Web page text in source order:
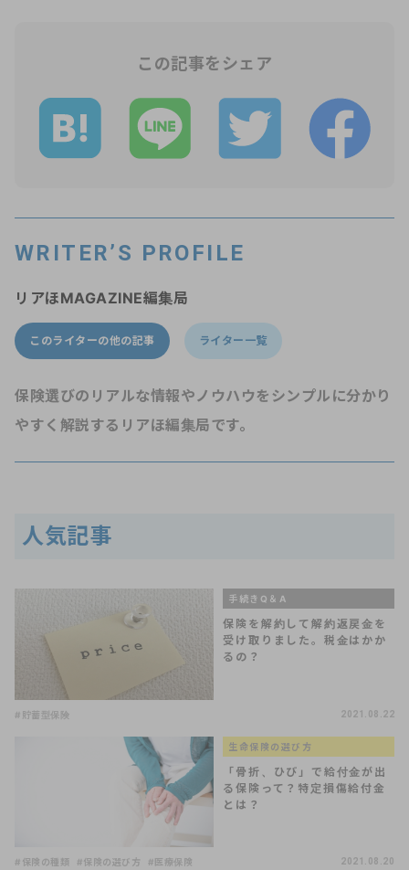
この記事をシェア
WRITER’S PROFILE
リアほMAGAZINE編集局
このライターの他の記事 ライター一覧
保険選びのリアルな情報やノウハウをシンプルに分かり
やすく解説するリアほ編集局です。
人気記事
手続きQ＆A
保険を解約して解約返戻金を
受け取りました。税金はかか
るの？
#貯蓄型保険 2021.08.22
生命保険の選び方
「骨折、ひび」で給付金が出
る保険って？特定損傷給付金
とは？
#保険の種類 #保険の選び方 #医療保険 2021.08.20